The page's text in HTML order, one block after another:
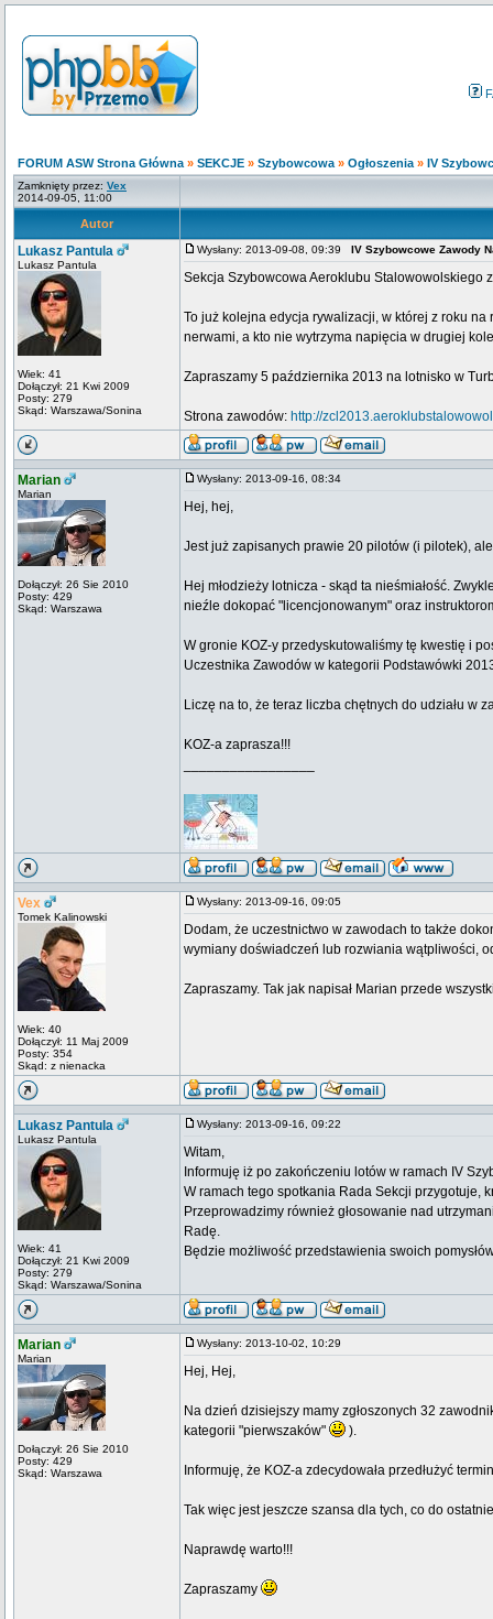
FORUM ASW Strona Główna » SEKCJE » Szybowcowa » Ogłoszenia » IV
Zamknięty przez: Vex
2014-09-05, 11:00
Autor
Lukasz Pantula
Lukasz Pantula
Wiek: 41
Dołączył: 21 Kwi 2009
Posty: 279
Skąd: Warszawa/Sonina
Wysłany: 2013-09-08, 09:39 IV Szybowcowe Zawody
Sekcja Szybowcowa Aeroklubu Stalowowolskiego
To już kolejna edycja rywalizacji, w której z roku
nerwami, a kto nie wytrzyma napięcia w drugiej
Zapraszamy 5 października 2013 na lotnisko w
Strona zawodów: http://
Marian
Marian
Dołączył: 26 Sie 2010
Posty: 429
Skąd: Warszawa
Wysłany: 2013-09-16, 08:34
Hej, hej,
Jest już zapisanych prawie 20 pilotów (i pilotek),
Hej młodzieży lotnicza - skąd ta nieśmiałość.
nieźle dokopać "licencjonowanym" oraz
W gronie KOZ-y przedyskutowaliśmy tę kwestię i
Uczestnika Zawodów w kategorii Podstawówki
Liczę na to, że teraz liczba chętnych do udziału w
KOZ-a zaprasza!!!
Vex
Tomek Kalinowski
Wiek: 40
Dołączył: 11 Maj 2009
Posty: 354
Skąd: z nienacka
Wysłany: 2013-09-16, 09:05
Dodam, że uczestnictwo w zawodach to także
wymiany doświadczeń lub rozwiania wątpliwości,
Zapraszamy. Tak jak napisał Marian przede
Lukasz Pantula
Lukasz Pantula
Wiek: 41
Dołączył: 21 Kwi 2009
Posty: 279
Skąd: Warszawa/Sonina
Wysłany: 2013-09-16, 09:22
Witam,
Informuję iż po zakończeniu lotów w ramach IV
W ramach tego spotkania Rada Sekcji przygotuje,
Przeprowadzimy również głosowanie nad
Radę.
Będzie możliwość przedstawienia swoich
Marian
Marian
Dołączył: 26 Sie 2010
Posty: 429
Skąd: Warszawa
Wysłany: 2013-10-02, 10:29
Hej, Hej,
Na dzień dzisiejszy mamy zgłoszonych 32
kategorii "pierwszaków"
).
Informuję, że KOZ-a zdecydowała przedłużyć
Tak więc jest jeszcze szansa dla tych, co do
Naprawdę warto!!!
Zapraszamy